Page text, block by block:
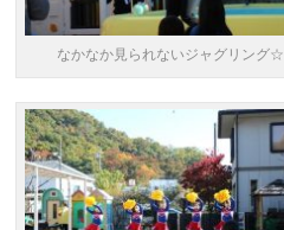
なかなか見られないジャグリング☆